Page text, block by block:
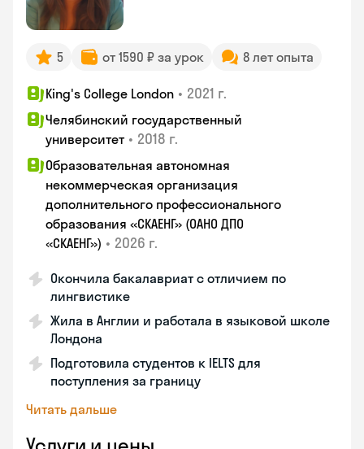
5 от 1590 ₽ за урок 8 лет опыта
King's College London • 2021 г.
Челябинский государственный
университет • 2018 г.
Образовательная автономная
некоммерческая организация
дополнительного профессионального
образования «СКАЕНГ» (ОАНО ДПО
«СКАЕНГ») • 2026 г.
Окончила бакалавриат с отличием по
лингвистике
Жила в Англии и работала в языковой школе
Лондона
Подготовила студентов к IELTS для
поступления за границу
Читать дальше